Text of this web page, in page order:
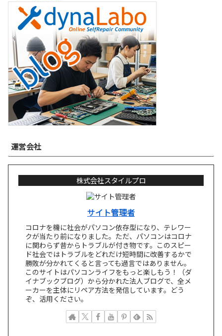
運営会社
株式会社スタイルプロ
サイト管理者
コロナを機に社会がパソコン依存型になり、テレワー
クが当たり前になりました。ただ、パソコンはコロナ
に関わらず昔からトラブルが付き物です。このスピー
ド社会ではトラブルをどれだけ短時間に改善するかで
勝敗が分かれてくると言っても過言ではありません。
このサイトはパソコンライフをもっと楽しもう！（ダ
イナブックブログ）から分かれた法人ブログで、全メ
ーカーを主体にリペア方法を発信しています。どう
ぞ、活用ください。